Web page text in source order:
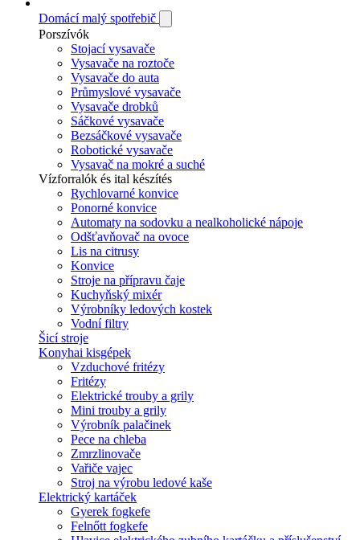
Domácí malý spotřebič
Porszívók
Stojací vysavače
Vysavače na roztoče
Vysavače do auta
Průmyslové vysavače
Vysavače drobků
Sáčkové vysavače
Bezsáčkové vysavače
Robotické vysavače
Vysavač na mokré a suché
Vízforralók és ital készítés
Rychlovarné konvice
Ponorné konvice
Automaty na sodovku a nealkoholické nápoje
Odšťavňovač na ovoce
Lis na citrusy
Konvice
Stroje na přípravu čaje
Kuchyňský mixér
Výrobníky ledových kostek
Vodní filtry
Šicí stroje
Konyhai kisgépek
Vzduchové fritézy
Fritézy
Elektrické trouby a grily
Mini trouby a grily
Výrobník palačinek
Pece na chleba
Zmrzlinovače
Vařiče vajec
Stroj na výrobu ledové kaše
Elektrický kartáček
Gyerek fogkefe
Felnőtt fogkefe